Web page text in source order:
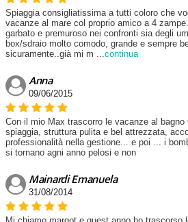
Spiaggia consigliatissima a tutti coloro che
vacanze al mare col proprio amico a 4
garbato e premuroso nei confronti sia degli
box/sdraio molto comodo, grande e sempre
sicuramente..già mi m ...continua
Anna
09/06/2015
Con il mio Max trascorro le vacanze al bagno
spiaggia, struttura pulita e bel attrezzata,
professionalità nella gestione... e poi ... i
si tornano agni anno pelosi e non
Mainardi Emanuela
31/08/2014